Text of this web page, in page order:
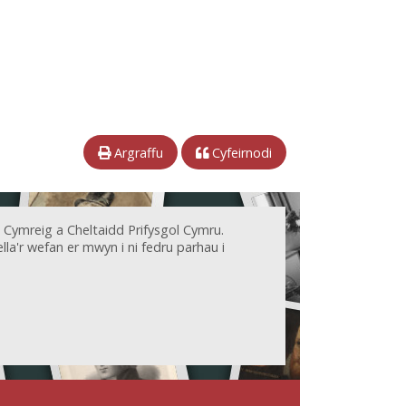
Argraffu Cyfeirnodi
a Cheltaidd Prifysgol Cymru.
wefan er mwyn i ni fedru parhau i